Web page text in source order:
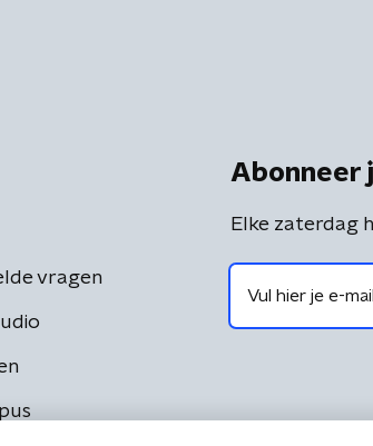
vragen
Abonneer
Elke zaterdag